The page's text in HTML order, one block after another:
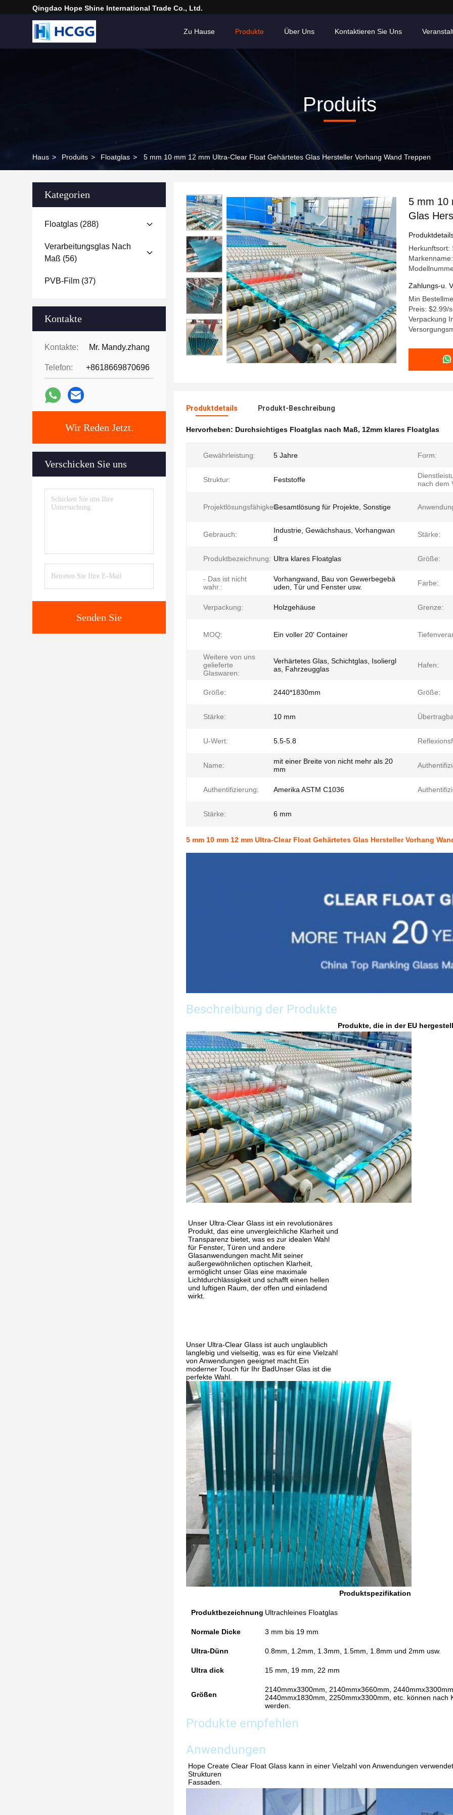
Qingdao Hope Shine International Trade Co., Ltd.
Zu Hause Produkte Über Uns Kontaktieren Sie Uns
Produits
Haus > Produits > Floatglas > 5 mm 10 mm 12 mm Ultra-Clear Float Gehärtetes Glas Hersteller Vorhang Wand Treppen
Kategorien
Floatglas (288)
Verarbeitungsglas Nach
Maß (56)
PVB-Film (37)
Kontakte
Kontakte: Mr. Mandy.zhang
Telefon: +8618669870696
Wir Reden Jetzt.
Verschicken Sie uns
Senden Sie
5 mm 10
Glas
Herkunftsort:
Zahlungs-u.
Min
Preis: $2.99/
Verpackung
Produktdetails Produkt-Beschreibung
Hervorheben: Durchsichtiges Floatglas nach Maß, 12mm klares Floatglas
Gewährleistung: 5 Jahre Form:
Struktur: Feststoffe
nach dem
Projektlösungsfähigkeit:Gesamtlösung für Projekte, Sonstige
Gebrauch:
Industrie, Gewächshaus, Vorhangwan
d
Stärke:
Produktbezeichnung: Ultra klares Floatglas Größe:
- Das ist nicht
wahr.:
Vorhangwand, Bau von Gewerbegebä
uden, Tür und Fenster usw.
Farbe:
Verpackung: Holzgehäuse Grenze:
MOQ: Ein voller 20' Container
Weitere von uns
gelieferte
Glaswaren:
Verhärtetes Glas, Schichtglas, Isoliergl
as, Fahrzeugglas
Hafen:
Größe: 2440*1830mm Größe:
Stärke: 10 mm
U-Wert: 5.5-5.8
Name:
mit einer Breite von nicht mehr als 20
mm
Authentifizierung: Amerika ASTM C1036
Stärke: 6 mm
5 mm 10 mm 12 mm Ultra-Clear Float Gehärtetes Glas Hersteller Vorhang
Beschreibung der Produkte
Produkte, die in der EU
Unser Ultra-Clear Glass ist ein revolutionäres
Produkt, das eine unvergleichliche Klarheit und
Transparenz bietet, was es zur idealen Wahl
für Fenster, Türen und andere
Glasanwendungen macht.Mit seiner
außergewöhnlichen optischen Klarheit,
ermöglicht unser Glas eine maximale
Lichtdurchlässigkeit und schafft einen hellen
und luftigen Raum, der offen und einladend
wirkt.
Unser Ultra-Clear Glass ist auch unglaublich
langlebig und vielseitig, was es für eine Vielzahl
von Anwendungen geeignet macht.Ein
moderner Touch für Ihr BadUnser Glas ist die
perfekte Wahl.
Produktspezifikation
Produktbezeichnung Ultrachleines Floatglas
Normale Dicke 3 mm bis 19 mm
Ultra-Dünn 0.8mm, 1.2mm, 1.3mm, 1.5mm, 1.8mm und 2mm usw.
Ultra dick 15 mm, 19 mm, 22 mm
Größen
2140mmx3300mm, 2140mmx3660mm,
2440mmx1830mm, 2250mmx3300mm, etc. können nach
werden.
Produkte empfehlen
Anwendungen
Hope Create Clear Float Glass kann in einer Vielzahl von Anwendungen
Strukturen
Fassaden.